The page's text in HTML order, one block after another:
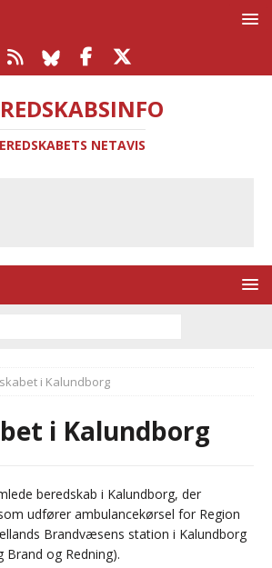
NETAVIS
i Kalundborg
i Kalundborg
beredskab i Kalundborg, der
udfører ambulancekørsel for Region
Brandvæsens station i Kalundborg
Brand og Redning).